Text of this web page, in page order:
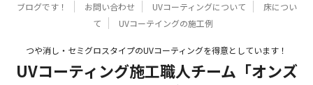
ブログです！
お問い合わせ UVコーティングについて
床につい
て
UVコーテイングの施工例
つや消し・セミグロスタイプのUVコーティングを得意としています！
UVコーティング施工職人チーム「オンズ